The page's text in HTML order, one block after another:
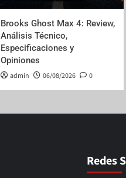
Brooks Ghost Max 4: Review,
Análisis Técnico,
Especificaciones y
Opiniones
admin 06/08/2026 0
Redes